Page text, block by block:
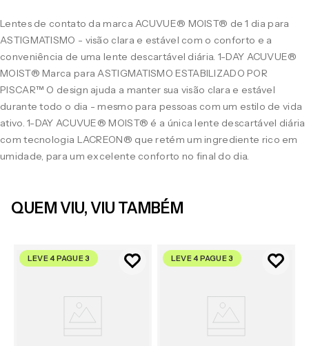
Lentes de contato da marca ACUVUE® MOIST® de 1 dia para
ASTIGMATISMO - visão clara e estável com o conforto e a
conveniência de uma lente descartável diária. 1-DAY ACUVUE®
MOIST® Marca para ASTIGMATISMO ESTABILIZADO POR
PISCAR™ O design ajuda a manter sua visão clara e estável
durante todo o dia - mesmo para pessoas com um estilo de vida
ativo. 1-DAY ACUVUE® MOIST® é a única lente descartável diária
com tecnologia LACREON® que retém um ingrediente rico em
umidade, para um excelente conforto no final do dia.
QUEM VIU, VIU TAMBÉM
LEVE 4 PAGUE 3 LEVE 4 PAGUE 3